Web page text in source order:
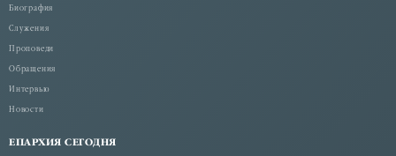
Биография
Служения
Проповеди
Обращения
Интервью
Новости
ЕПАРХИЯ СЕГОДНЯ